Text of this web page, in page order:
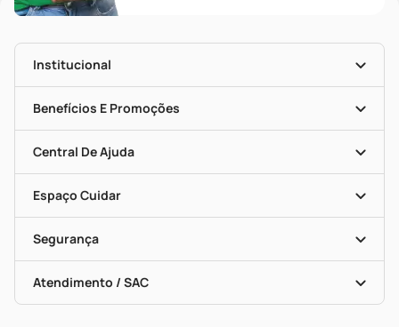
Institucional
Nossas Lojas
Mapa De Categorias
Blog Da PP
Seja Uma Loja Parceira
Benefícios E Promoções
Convênios
Programa Popular Do Brasil
Encarte De Ofertas
Dermaclub
Descontos De Laboratório (PBM)
Cupons E Ofertas
Central De Ajuda
Recompra Programada
Compras Com Receita
Alomed (tele-Entrega)
Formas De Pagamento
Troca E Devolução
Bulas De A A Z
Políticas De Marketplace
Espaço Cuidar
Serviços Farmacêuticos
Testes Rápidos
Autoteste Covid-19
Segurança
Portal Da Privacidade
Atendimento / SAC